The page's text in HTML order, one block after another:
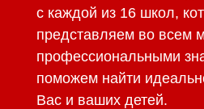
с каждой из 16 школ,
представляем во всем
профессиональными
поможем найти
Вас и ваших детей.